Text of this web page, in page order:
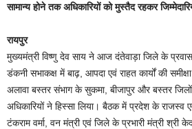
सामान्य होने तक अधिकारियों को मुस्तैद रहकर
रायपुर
मुख्यमंत्री विष्णु देव साय ने आज दंतेवाड़ा जिले के प्रवास
डंकनी सभाकक्ष में बाढ़, आपदा एवं राहत कार्यों की
अलावा बस्तर संभाग के सुकमा, बीजापुर और बस्तर
अधिकारियों ने हिस्सा लिया। बैठक में प्रदेश के राजस्व
टंकराम वर्मा, वन मंत्री एवं जिले के प्रभारी मंत्री श्री